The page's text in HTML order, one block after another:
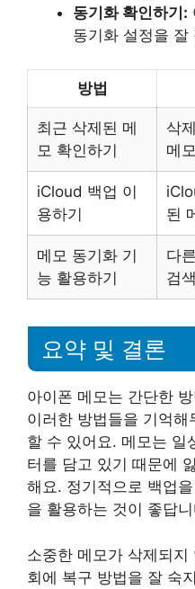
동기화 확인하기:
동기화 설정을 잘
방법
최근 삭제된 메
모 확인하기
삭
메
iCloud 백업 이
용하기
된
메모 동기화 기
능 활용하기
다
검
요약 및 결론
아이폰 메모는 간단한
이러한 방법들을 기억
할 수 있어요. 메모는 일
터를 담고 있기 때문에
해요. 정기적으로 백업
을 활용하는 것이 좋답
소중한 메모가 삭제되
회에 복구 방법을 잘 숙